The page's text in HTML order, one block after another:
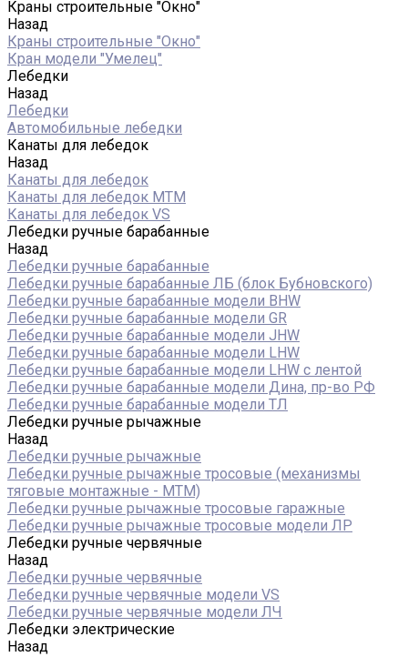
Краны строительные "Окно"
Назад
Краны строительные "Окно"
Кран модели "Умелец"
Лебедки
Назад
Лебедки
Автомобильные лебедки
Канаты для лебедок
Назад
Канаты для лебедок
Канаты для лебедок MTM
Канаты для лебедок VS
Лебедки ручные барабанные
Назад
Лебедки ручные барабанные
Лебедки ручные барабанные ЛБ (блок Бубновского)
Лебедки ручные барабанные модели BHW
Лебедки ручные барабанные модели GR
Лебедки ручные барабанные модели JHW
Лебедки ручные барабанные модели LHW
Лебедки ручные барабанные модели LHW c лентой
Лебедки ручные барабанные модели Дина, пр-во РФ
Лебедки ручные барабанные модели ТЛ
Лебедки ручные рычажные
Назад
Лебедки ручные рычажные
Лебедки ручные рычажные тросовые (механизмы
тяговые монтажные - МТМ)
Лебедки ручные рычажные тросовые гаражные
Лебедки ручные рычажные тросовые модели ЛР
Лебедки ручные червячные
Назад
Лебедки ручные червячные
Лебедки ручные червячные модели VS
Лебедки ручные червячные модели ЛЧ
Лебедки электрические
Назад